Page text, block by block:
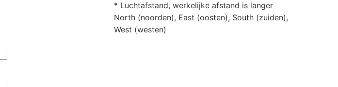
* Luchtafstand, werkelijke afstand is langer
North (noorden), East (oosten), South (zuiden),
West (westen)